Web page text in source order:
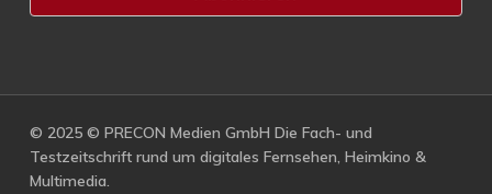
© 2025 © PRECON Medien GmbH Die Fach- und
Testzeitschrift rund um digitales Fernsehen, Heimkino &
Multimedia.